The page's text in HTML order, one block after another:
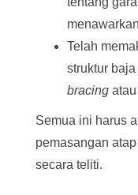
Telah
struktur
bracing
Semua ini harus
pemasangan
secara teliti.